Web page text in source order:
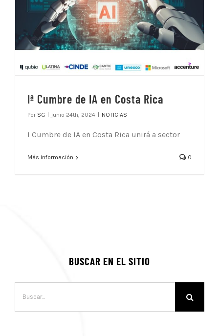
Iª Cumbre de IA en Costa Rica
Por SG junio 24th, 2024 NOTICIAS
I Cumbre de IA en Costa Rica unirá a sector
Más información 0
BUSCAR EN EL SITIO